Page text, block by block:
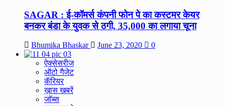
SAGAR : ई-कॉमर्स कंपनी फोन पे का कस्टमर केयर
बनकर बंडा के युवक से ठगी, 35,000 का लगाया चूना
Bhumika Bhaskar June 23, 2020 0
ऐक्सेसरीज
ऑटो गैजेट
कॅरियर
ख़ास खबरें
जॉब्स